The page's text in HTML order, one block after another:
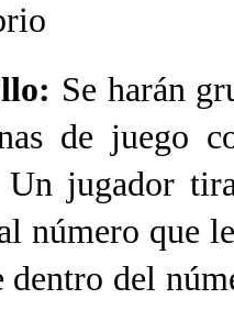
Se harán
de juego
Un jugador
número que
dentro del